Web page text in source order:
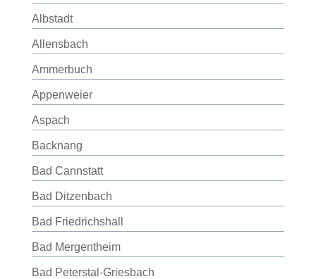
Albstadt
Allensbach
Ammerbuch
Appenweier
Aspach
Backnang
Bad Cannstatt
Bad Ditzenbach
Bad Friedrichshall
Bad Mergentheim
Bad Peterstal-Griesbach